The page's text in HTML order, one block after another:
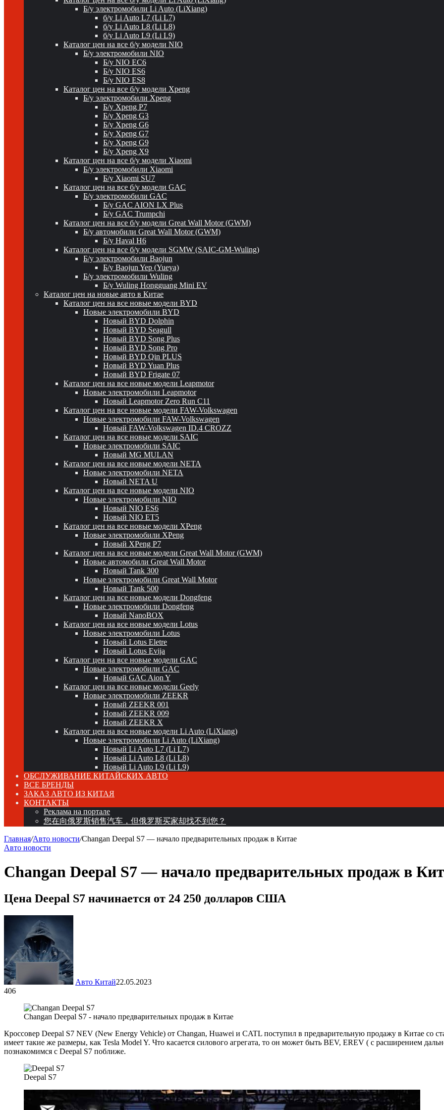
Б/у электромобили Li Auto (LiXiang)
б/у Li Auto L7 (Li L7)
б/у Li Auto L8 (Li L8)
б/у Li Auto L9 (Li L9)
Каталог цен на все б/у модели NIO
Б/у электромобили NIO
Б/у NIO EC6
Б/у NIO ES6
Б/у NIO ES8
Каталог цен на все б/у модели Xpeng
Б/у электромобили Xpeng
Б/у Xpeng P7
Б/у Xpeng G3
Б/у Xpeng G6
Б/у Xpeng G7
Б/у Xpeng G9
Б/у Xpeng X9
Каталог цен на все б/у модели Xiaomi
Б/у электромобили Xiaomi
Б/у Xiaomi SU7
Каталог цен на все б/у модели GAC
Б/у электромобили GAC
Б/у GAC AION LX Plus
Б/у GAC Trumpchi
Каталог цен на все б/у модели Great Wall Motor (GWM)
Б/у автомобили Great Wall Motor (GWM)
Б/у Haval H6
Каталог цен на все б/у модели SGMW (SAIC-GM-Wuling)
Б/у электромобили Baojun
Б/у Baojun Yep (Yueya)
Б/у электромобили Wuling
Б/у Wuling Hongguang Mini EV
Каталог цен на новые авто в Китае
Каталог цен на все новые модели BYD
Новые электромобили BYD
Новый BYD Dolphin
Новый BYD Seagull
Новый BYD Song Plus
Новый BYD Song Pro
Новый BYD Qin PLUS
Новый BYD Yuan Plus
Новый BYD Frigate 07
Каталог цен на все новые модели Leapmotor
Новые электромобили Leapmotor
Новый Leapmotor Zero Run C11
Каталог цен на все новые модели FAW-Volkswagen
Новые электромобили FAW-Volkswagen
Новый FAW-Volkswagen ID.4 CROZZ
Каталог цен на все новые модели SAIC
Новые электромобили SAIC
Новый MG MULAN
Каталог цен на все новые модели NETA
Новые электромобили NETA
Новый NETA U
Каталог цен на все новые модели NIO
Новые электромобили NIO
Новый NIO ES6
Новый NIO ET5
Каталог цен на все новые модели XPeng
Новые электромобили XPeng
Новый XPeng P7
Каталог цен на все новые модели Great Wall Motor (GWM)
Новые автомобили Great Wall Motor
Новый Tank 300
Новые электромобили Great Wall Motor
Новый Tank 500
Каталог цен на все новые модели Dongfeng
Новые электромобили Dongfeng
Новый NanoBOX
Каталог цен на все новые модели Lotus
Новые электромобили Lotus
Новый Lotus Eletre
Новый Lotus Evija
Каталог цен на все новые модели GAC
Новые электромобили GAC
Новый GAC Aion Y
Каталог цен на все новые модели Geely
Новые электромобили ZEEKR
Новый ZEEKR 001
Новый ZEEKR 009
Новый ZEEKR X
Каталог цен на все новые модели Li Auto (LiXiang)
Новые электромобили Li Auto (LiXiang)
Новый Li Auto L7 (Li L7)
Новый Li Auto L8 (Li L8)
Новый Li Auto L9 (Li L9)
ОБСЛУЖИВАНИЕ КИТАЙСКИХ АВТО
ВСЕ БРЕНДЫ
ЗАКАЗ АВТО ИЗ КИТАЯ
КОНТАКТЫ
Реклама на портале
您在向俄罗斯销售汽车，但俄罗斯买家却找不到您？
Главная/Авто новости/Changan Deepal S7 — начало предварительных продаж в Китае
Авто новости
Changan Deepal S7 — начало предварительных продаж в
Цена Deepal S7 начинается от 24 250 долларов США
Авто Китай22.05.2023
406
Changan Deepal S7 - начало предварительных продаж в Китае
Кроссовер Deepal S7 NEV (New Energy Vehicle) от Changan, Huawei и CATL поступил в предварительную продажу в Китае
имеет такие же размеры, как Tesla Model Y. Что касается силового агрегата, то он может быть BEV, EREV ( с расширением
познакомимся с Deepal S7 поближе.
Deepal S7